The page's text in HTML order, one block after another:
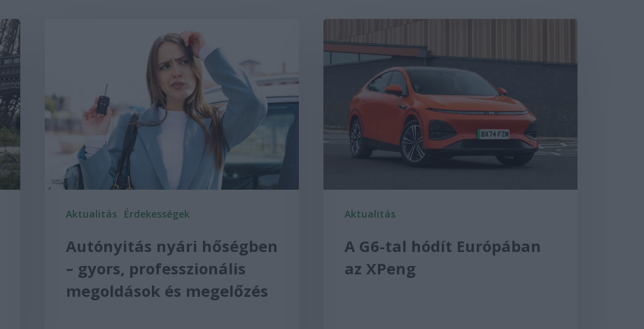
Aktualitás Érdekességek
Autónyitás nyári hőségben
– gyors, professzionális
megoldások és megelőzés
Aktualitás
A G6-tal hódít Európában
az XPeng